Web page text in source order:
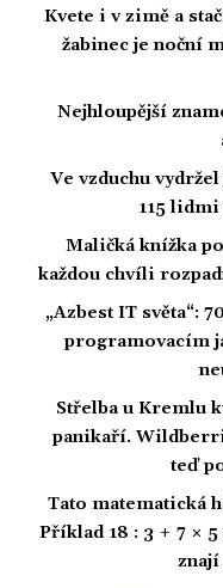
Kvete i v zimě a
žabinec je noční
Nejhloupější
Ve vzduchu
115
Maličká knížka
každou chvíli
„Azbest IT světa“:
programovacím
Střelba u Kremlu
panikaří.
teď
Tato matematická
Příklad 18 : 3 + 7 ×